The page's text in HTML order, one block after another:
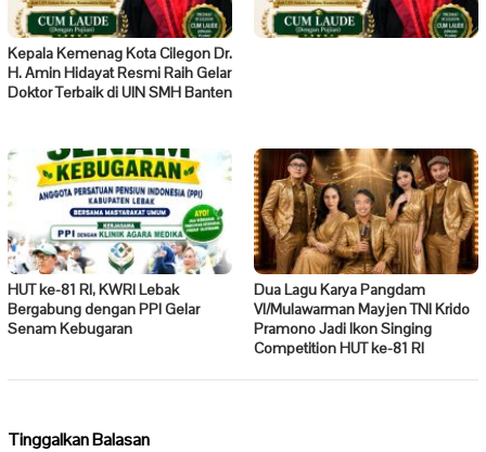
Kepala Kemenag Kota Cilegon Dr.
H. Amin Hidayat Resmi Raih Gelar
Doktor Terbaik di UIN SMH Banten
HUT ke-81 RI, KWRI Lebak
Bergabung dengan PPI Gelar
Senam Kebugaran
Dua Lagu Karya Pangdam
VI/Mulawarman Mayjen TNI Krido
Pramono Jadi Ikon Singing
Competition HUT ke-81 RI
Tinggalkan Balasan